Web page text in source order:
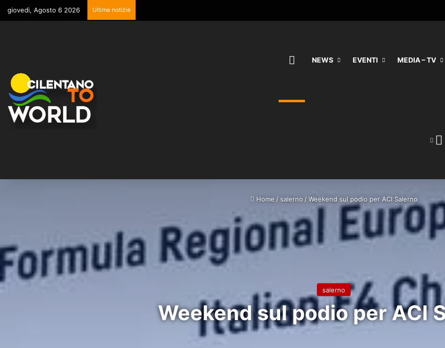
giovedì, Agosto 6 2026 Ultime notizie
HOMENEWS EVENTI MEDIA – TV
Home / salerno / Weekend sul podio per ACI Salerno
salerno
Weekend sul podio per ACI